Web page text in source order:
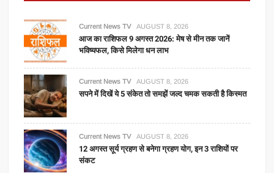
Current News TV AUGUST 8, 2026
आज का राशिफल 9 अगस्त 2026: मेष से मीन तक जानें
भविष्यफल, किसे मिलेगा धन लाभ
Current News TV AUGUST 8, 2026
सपने में दिखें ये 5 संकेत तो समझें जल्द चमक सकती है किस्मत
Current News TV AUGUST 8, 2026
12 अगस्त सूर्य ग्रहण से बनेगा ग्रहण योग, इन 3 राशियों पर
संकट